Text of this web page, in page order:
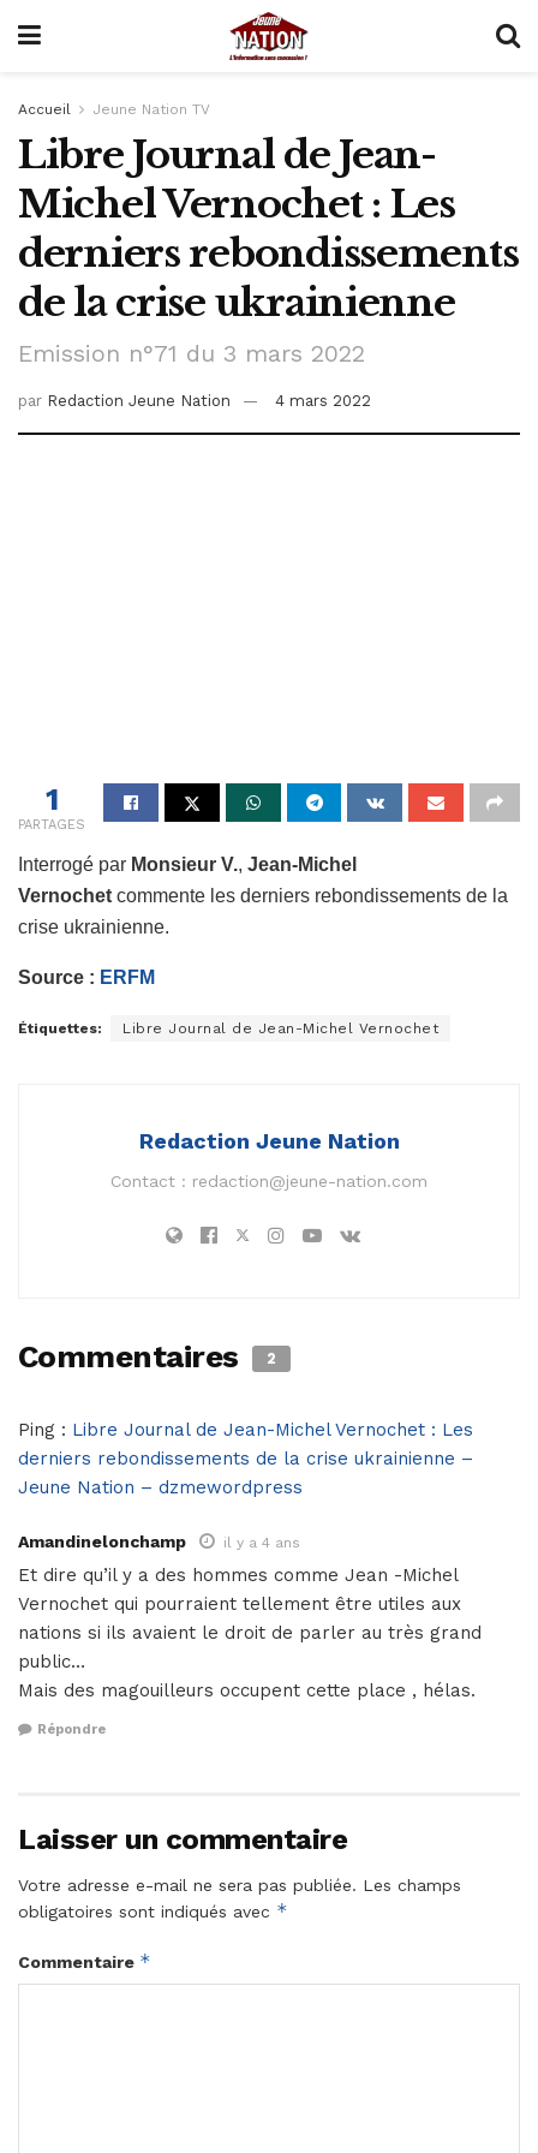
Accueil Jeune Nation TV
Libre Journal de Jean-
Michel Vernochet : Les
derniers rebondissements
de la crise ukrainienne
Emission n°71 du 3 mars 2022
par Redaction Jeune Nation 4 mars 2022
1
PARTAGES
Interrogé par Monsieur V., Jean-Michel
Vernochet commente les derniers rebondissements de la
crise ukrainienne.
Source : ERFM
Étiquettes: Libre Journal de Jean-Michel Vernochet
Redaction Jeune Nation
Contact : redaction@jeune-nation.com
Commentaires 2
Ping : Libre Journal de Jean-Michel Vernochet : Les
derniers rebondissements de la crise ukrainienne –
Jeune Nation – dzmewordpress
Amandinelonchamp il y a 4 ans
Et dire qu’il y a des hommes comme Jean -Michel
Vernochet qui pourraient tellement être utiles aux
nations si ils avaient le droit de parler au très grand
public…
Mais des magouilleurs occupent cette place , hélas.
Répondre
Laisser un commentaire
Votre adresse e-mail ne sera pas publiée. Les champs
obligatoires sont indiqués avec *
Commentaire *